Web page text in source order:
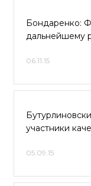
Бондаренко:
дальнейшему
06.11.15
участники
05.09.15